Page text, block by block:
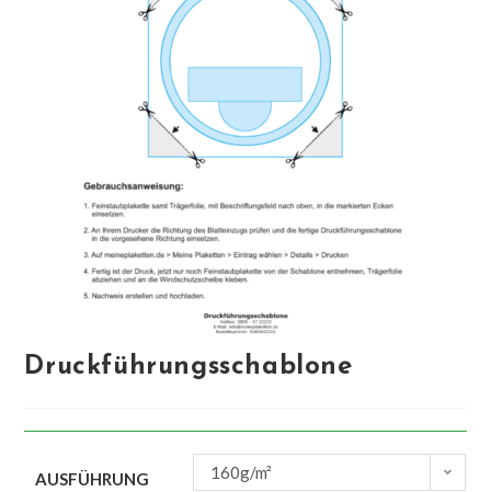
Druckführungsschablone
AUSFÜHRUNG 160g/m²